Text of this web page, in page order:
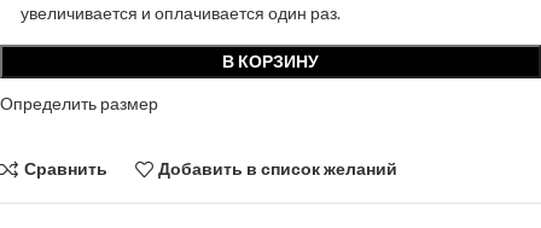
увеличивается и оплачивается один раз.
В КОРЗИНУ
Определить размер
Сравнить Добавить в список желаний